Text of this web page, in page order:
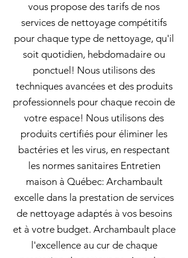
vous propose des tarifs de nos
services de nettoyage compétitifs
pour chaque type de nettoyage, qu'il
soit quotidien, hebdomadaire ou
ponctuel! Nous utilisons des
techniques avancées et des produits
professionnels pour chaque recoin de
votre espace! Nous utilisons des
produits certifiés pour éliminer les
bactéries et les virus, en respectant
les normes sanitaires Entretien
maison à Québec: Archambault
excelle dans la prestation de services
de nettoyage adaptés à vos besoins
et à votre budget. Archambault place
l'excellence au cur de chaque